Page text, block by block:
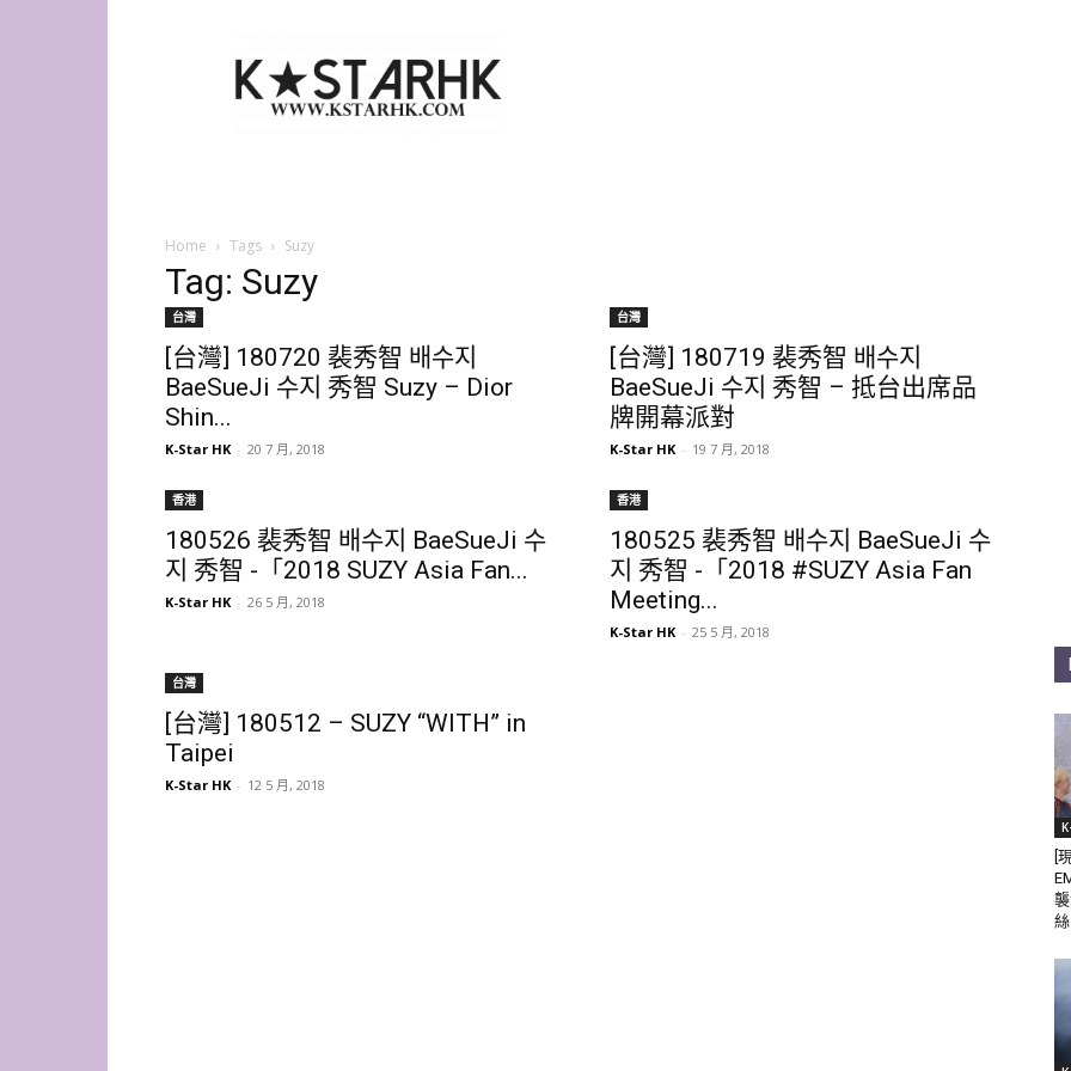
Star
HK
Home Tags Suzy
Tag: Suzy
台灣
[台灣] 180720 裴秀智 배수지
BaeSueJi 수지 秀智 Suzy – Dior
Shin...
K-Star HK - 20 7 月, 2018
台灣
[台灣] 180719 裴秀智 배수지
BaeSueJi 수지 秀智 – 抵台出席品
牌開幕派對
K-Star HK - 19 7 月, 2018
香港
180526 裴秀智 배수지 BaeSueJi 수
지 秀智 -「2018 SUZY Asia Fan...
K-Star HK - 26 5 月, 2018
香港
180525 裴秀智 배수지 BaeSueJi 수
지 秀智 -「2018 #SUZY Asia Fan
Meeting...
K-Star HK - 25 5 月, 2018
台灣
[台灣] 180512 – SUZY “WITH” in
Taipei
K-Star HK - 12 5 月, 2018
[